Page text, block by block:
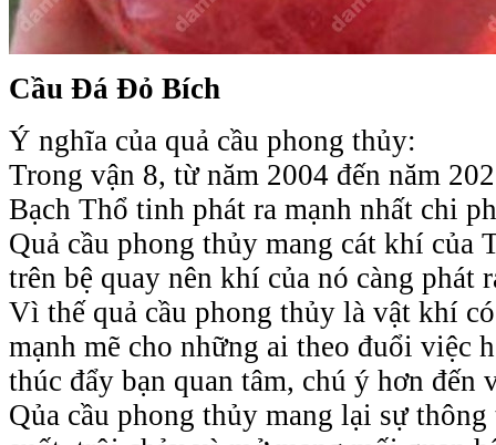
Cầu Đá Đỏ Bích
Ý nghĩa của quả cầu phong thủy:
Trong vận 8, từ năm 2004 đến năm
Bạch Thổ tinh phát ra mạnh nhất chi
Quả cầu phong thủy mang cát khí của
trên bệ quay nên khí của nó càng phát
Vì thế quả cầu phong thủy là vật khí
mạnh mẽ cho những ai theo đuổi việc
thúc đẩy bạn quan tâm, chú ý hơn đến
Qủa cầu phong thủy mang lại sự thông